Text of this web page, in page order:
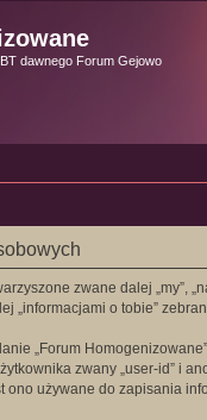
dawnego Forum Gejowo
zwane dalej „my”,
„informacjami o tobie”
„Forum
zwany „user-id” i
używane do zapisania